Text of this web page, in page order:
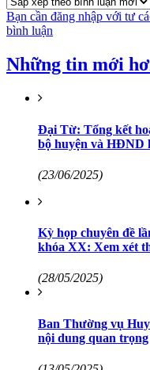
Bạn cần đăng nhập với tư
bình luận
Những tin mới
Đại Từ: Tổng kết
bộ huyện và HĐND
(23/06/2025)
Kỳ họp chuyên đề
khóa XX: Xem xét
(28/05/2025)
Ban Thường vụ
nội dung quan trọng